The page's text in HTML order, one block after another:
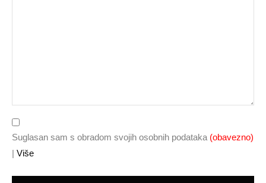
Suglasan sam s obradom svojih osobnih podataka (obavezno)
| Više